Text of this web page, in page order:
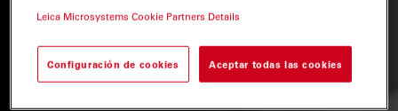
Leica Microsystems Cookie Partners Details
Configuración de cookies Aceptar todas las cookies